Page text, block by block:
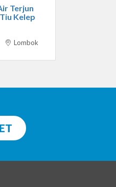
Terjun
Kelep
Lombok